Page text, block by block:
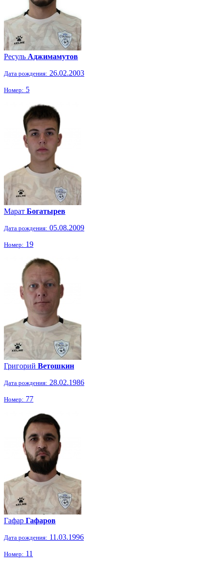
Ресуль Аджимамутов
Дата рождения: 26.02.2003
Номер: 5
Марат Богатырев
Дата рождения: 05.08.2009
Номер: 19
Григорий Ветошкин
Дата рождения: 28.02.1986
Номер: 77
Гафар Гафаров
Дата рождения: 11.03.1996
Номер: 11